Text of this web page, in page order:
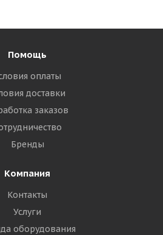
Помощь
оплаты
доставки
заказов
Бренды
Компания
Контакты
Услуги
оборудования